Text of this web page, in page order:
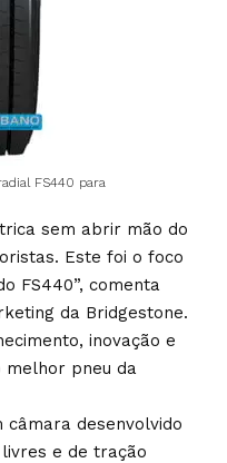
FS440 para
sem abrir mão do
Este foi o foco
FS440”, comenta
da Bridgestone.
inovação e
pneu da
câmara desenvolvido
e de tração